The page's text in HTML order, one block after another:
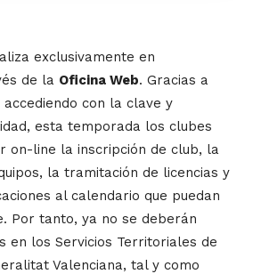
exclusivamente en
de la Oficina Web. Gracias a
con la clave y
esta temporada los clubes
on-line la inscripción de club, la
la tramitación de licencias y
al calendario que puedan
Por tanto, ya no se deberán
en los Servicios Territoriales de
Valenciana, tal y como